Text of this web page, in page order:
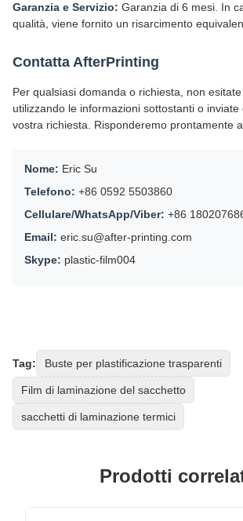
Garanzia e Servizio: Garanzia di 6 mesi. In
qualità, viene fornito un risarcimento
Contatta AfterPrinting
Per qualsiasi domanda o richiesta, non
utilizzando le informazioni sottostanti o
vostra richiesta. Risponderemo prontamente
Nome: Eric Su
Telefono: +86 0592 5503860
Cellulare/WhatsApp/Viber: +86
Email: eric.su@after-printing.com
Skype: plastic-film004
Tag: Buste per plastificazione trasparenti
Film di laminazione del sacchetto
sacchetti di laminazione termici
Prodotti